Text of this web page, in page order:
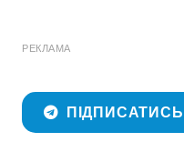
РЕКЛАМА
ПІДПИСАТИСЬ